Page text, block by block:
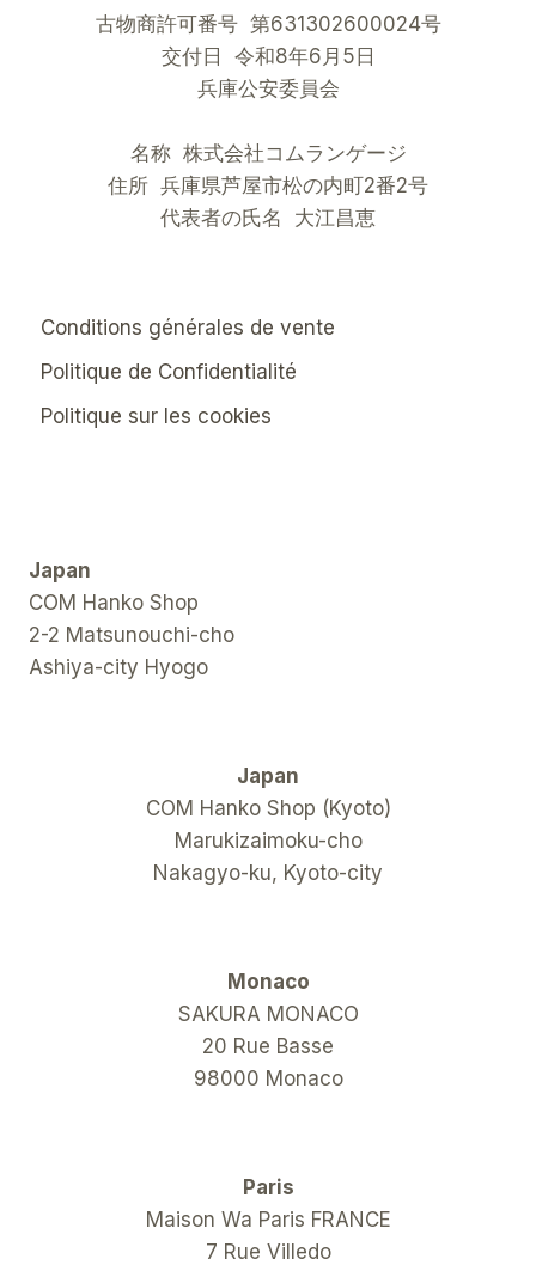
古物商許可番号 第631302600024号
交付日 令和8年6月5日
兵庫公安委員会
名称 株式会社コムランゲージ
住所 兵庫県芦屋市松の内町2番2号
代表者の氏名 大江昌恵
Conditions générales de vente
Politique de Confidentialité
Politique sur les cookies
Japan
COM Hanko Shop
2-2 Matsunouchi-cho
Ashiya-city Hyogo
Japan
COM Hanko Shop (Kyoto)
Marukizaimoku-cho
Nakagyo-ku, Kyoto-city
Monaco
SAKURA MONACO
20 Rue Basse
98000 Monaco
Paris
Maison Wa Paris FRANCE
7 Rue Villedo